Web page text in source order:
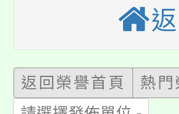
半價優惠，
者。
份教師增能研
大溪自造教
份教師研習
會
115年食農教
程
「本色祭」8/
返回榮譽首頁 熱門